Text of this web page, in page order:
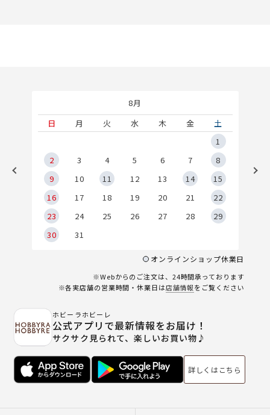
8月
日
月 火 水 木 金
土
1
2
3 4 5 6 7
8
9
10 11 12 13 14
15
16
17 18 19 20 21
22
23
24 25 26 27 28
29
30
31
オンラインショップ休業日
※Webからのご注文は、24時間承っております
※各実店舗の営業時間・休業日は店舗情報をご覧ください
ホビーラホビーレ
公式アプリで最新情報をお届け！
サクサク見られて、楽しいお買い物♪
詳しくはこちら